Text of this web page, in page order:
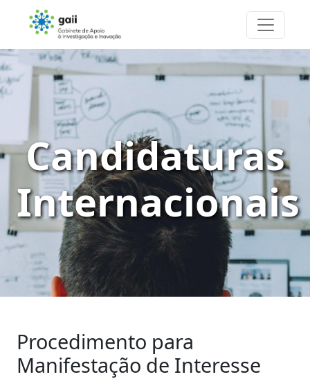
Candidaturas
Internacionais
Procedimento para
Manifestação de Interesse